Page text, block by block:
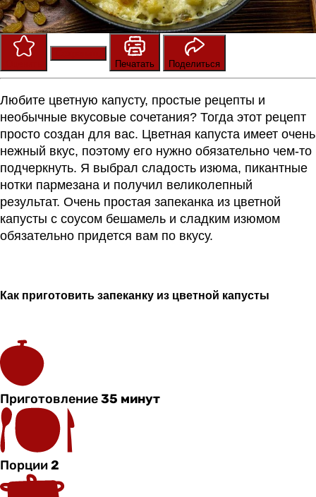
Печатать
Поделиться
Любите цветную капусту, простые рецепты и
необычные вкусовые сочетания? Тогда этот рецепт
просто создан для вас. Цветная капуста имеет очень
нежный вкус, поэтому его нужно обязательно чем-то
подчеркнуть. Я выбрал сладость изюма, пикантные
нотки пармезана и получил великолепный
результат. Очень простая запеканка из цветной
капусты с соусом бешамель и сладким изюмом
обязательно придется вам по вкусу.
Как приготовить запеканку из цветной капусты
Приготовление35 минут
Порции2